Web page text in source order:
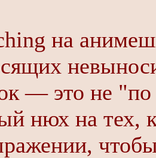
на
— это не
нюх на тех,